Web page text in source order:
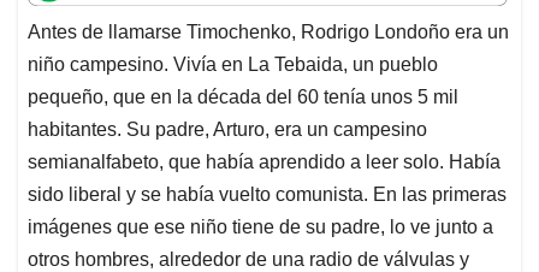
t
s
A
p
p
e
b
o
o
k
k
e
d
I
n
i
l
e
a
d
s
Antes de llamarse Timochenko, Rodrigo Londoño era un
niño campesino. Vivía en La Tebaida, un pueblo
pequeño, que en la década del 60 tenía unos 5 mil
habitantes. Su padre, Arturo, era un campesino
semianalfabeto, que había aprendido a leer solo. Había
sido liberal y se había vuelto comunista. En las primeras
imágenes que ese niño tiene de su padre, lo ve junto a
otros hombres, alrededor de una radio de válvulas y